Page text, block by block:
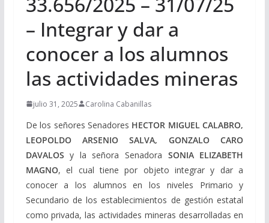
– Integrar y dar a
conocer a los alumnos
las actividades mineras
julio 31, 2025 Carolina Cabanillas
De los señores Senadores HECTOR MIGUEL CALABRO,
LEOPOLDO ARSENIO SALVA, GONZALO CARO
DAVALOSy la señora Senadora SONIA ELIZABETH
MAGNO, el cual tiene por objeto integrar y dar a
conocer a los alumnos en los niveles Primario y
Secundario de los establecimientos de gestión estatal
como privada, las actividades mineras desarrolladas en